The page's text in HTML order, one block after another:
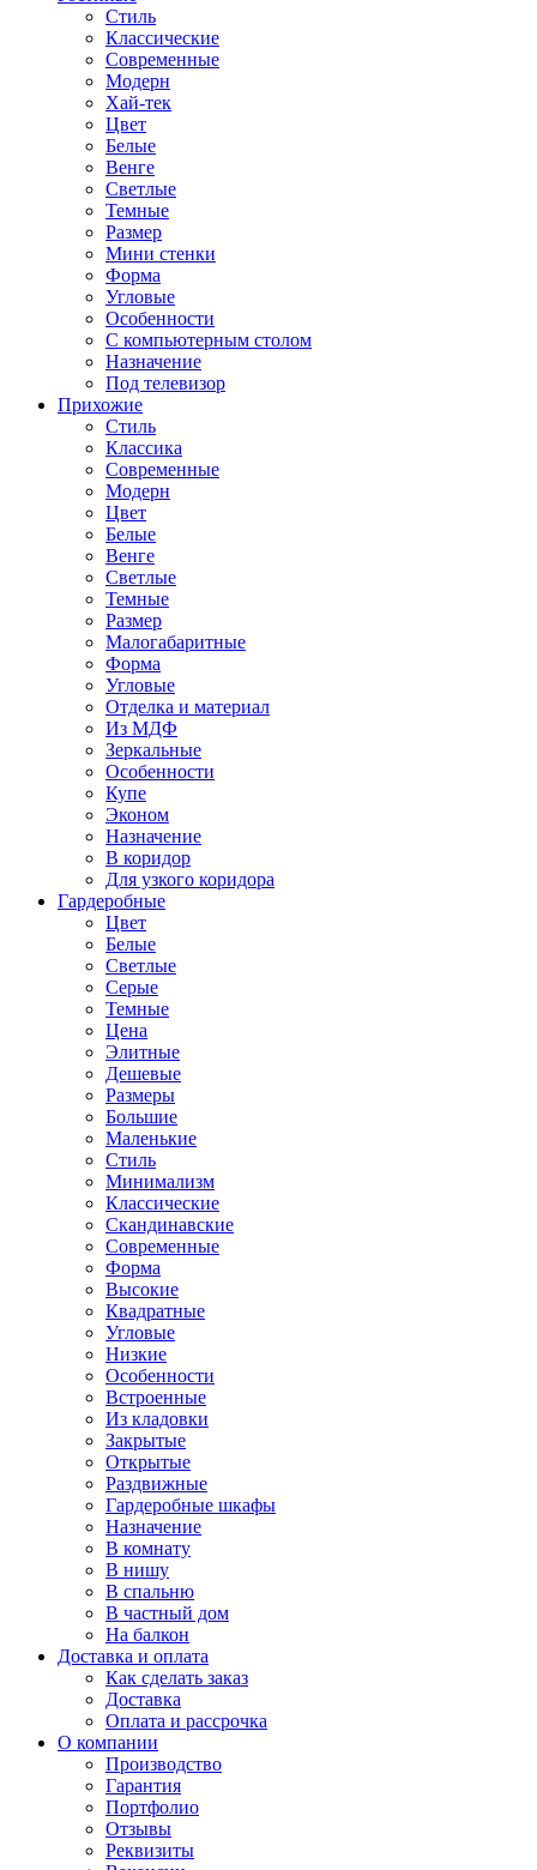
Стиль
Классические
Современные
Модерн
Хай-тек
Цвет
Белые
Венге
Светлые
Темные
Размер
Мини стенки
Форма
Угловые
Особенности
С компьютерным столом
Назначение
Под телевизор
Прихожие
Стиль
Классика
Современные
Модерн
Цвет
Белые
Венге
Светлые
Темные
Размер
Малогабаритные
Форма
Угловые
Отделка и материал
Из МДФ
Зеркальные
Особенности
Купе
Эконом
Назначение
В коридор
Для узкого коридора
Гардеробные
Цвет
Белые
Светлые
Серые
Темные
Цена
Элитные
Дешевые
Размеры
Большие
Маленькие
Стиль
Минимализм
Классические
Скандинавские
Современные
Форма
Высокие
Квадратные
Угловые
Низкие
Особенности
Встроенные
Из кладовки
Закрытые
Открытые
Раздвижные
Гардеробные шкафы
Назначение
В комнату
В нишу
В спальню
В частный дом
На балкон
Доставка и оплата
Как сделать заказ
Доставка
Оплата и рассрочка
О компании
Производство
Гарантия
Портфолио
Отзывы
Реквизиты